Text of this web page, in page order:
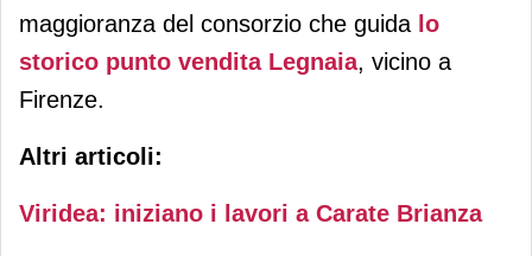
maggioranza del consorzio che guida lo
storico punto vendita Legnaia, vicino a
Firenze.
Altri articoli:
Viridea: iniziano i lavori a Carate Brianza